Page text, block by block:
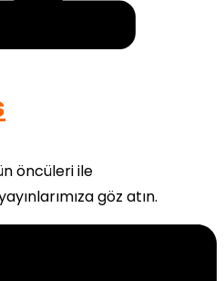
öncüleri ile
göz atın.